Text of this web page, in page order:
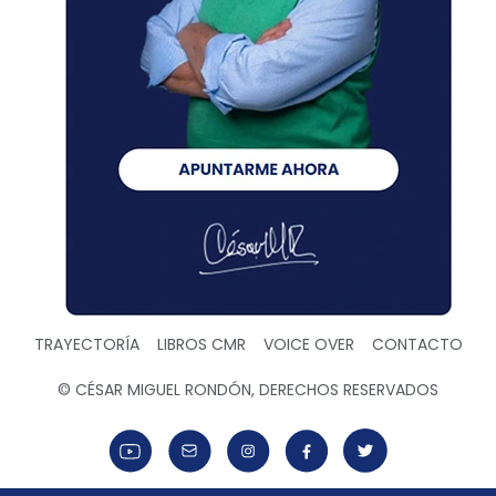
TRAYECTORÍA LIBROS CMR VOICE OVER CONTACTO
© CÉSAR MIGUEL RONDÓN, DERECHOS RESERVADOS